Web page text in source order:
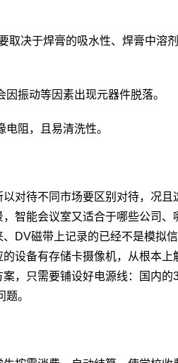
决于焊膏的吸水性、焊膏中溶
振动等因素出现元器件脱落。
阻，且易清洗性。
对待不同市场要区别对待，况
智能会议室又适合于哪些公司
DV磁带上记录的已经不是模拟
设备有存储卡摄像机，从根本
，只需要铺设好电源线：国内
。